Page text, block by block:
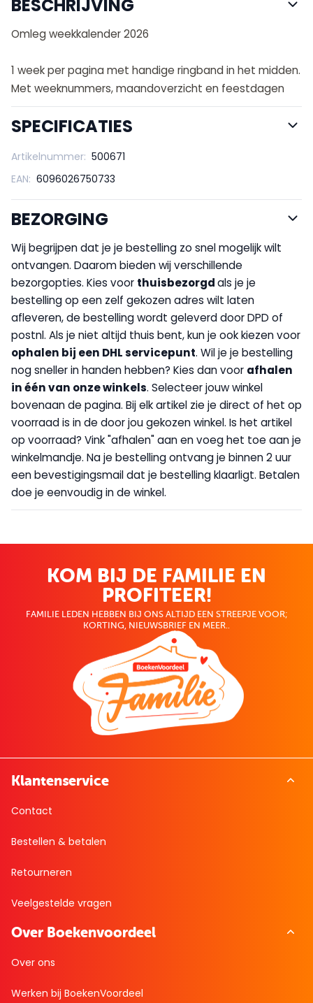
BESCHRIJVING
Omleg weekkalender 2026
1 week per pagina met handige ringband in het midden.
Met weeknummers, maandoverzicht en feestdagen
SPECIFICATIES
Artikelnummer: 500671
EAN: 6096026750733
BEZORGING
Wij begrijpen dat je je bestelling zo snel mogelijk wilt
ontvangen. Daarom bieden wij verschillende
bezorgopties. Kies voor thuisbezorgdals je je
bestelling op een zelf gekozen adres wilt laten
afleveren, de bestelling wordt geleverd door DPD of
postnl. Als je niet altijd thuis bent, kun je ook kiezen voor
ophalen bij een DHL servicepunt. Wil je je bestelling
nog sneller in handen hebben? Kies dan voor afhalen
in één van onze winkels. Selecteer jouw winkel
bovenaan de pagina. Bij elk artikel zie je direct of het op
voorraad is in de door jou gekozen winkel. Is het artikel
op voorraad? Vink "afhalen" aan en voeg het toe aan je
winkelmandje. Na je bestelling ontvang je binnen 2 uur
een bevestigingsmail dat je bestelling klaarligt. Betalen
doe je eenvoudig in de winkel.
KOM BIJ DE FAMILIE EN
PROFITEER!
FAMILIE LEDEN HEBBEN BIJ ONS ALTIJD EEN STREEPJE VOOR;
KORTING, NIEUWSBRIEF EN MEER..
Klantenservice
Contact
Bestellen & betalen
Retourneren
Veelgestelde vragen
Over Boekenvoordeel
Over ons
Werken bij BoekenVoordeel